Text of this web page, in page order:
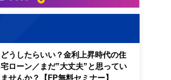
どうしたらいい？金利上昇時代の住
宅ローン／まだ”大丈夫”と思ってい
ませんか？【FP無料セミナー】